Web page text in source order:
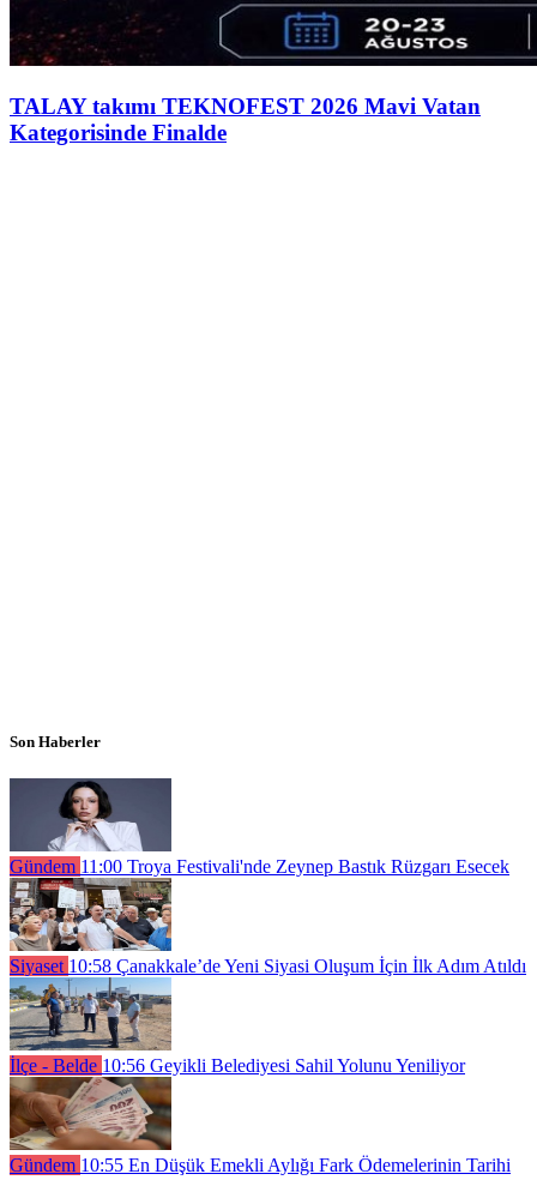
TALAY takımı TEKNOFEST 2026 Mavi Vatan
Kategorisinde Finalde
Son Haberler
Gündem 11:00 Troya Festivali'nde Zeynep Bastık Rüzgarı Esecek
Siyaset 10:58 Çanakkale’de Yeni Siyasi Oluşum İçin İlk Adım Atıldı
İlçe - Belde 10:56 Geyikli Belediyesi Sahil Yolunu Yeniliyor
Gündem 10:55 En Düşük Emekli Aylığı Fark Ödemelerinin Tarihi